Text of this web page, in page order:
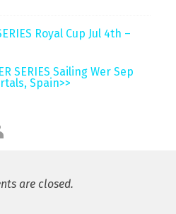
Royal Cup Jul 4th –
SERIES Sailing Wer Sep
Spain>>
are closed.